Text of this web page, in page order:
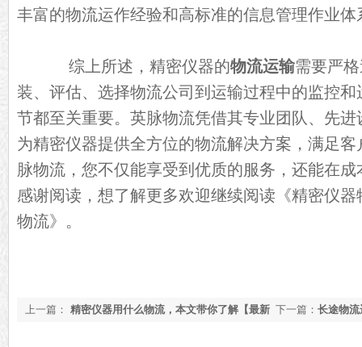
丰富的物流运作经验和高标准的信息管理作业体
综上所述，精密仪器的物流运输需要严
装、评估、选择物流公司到运输过程中的监控
节都至关重要。英脉物流凭借其专业团队、先
为精密仪器提供全方位的物流解决方案，满足
脉物流，您不仅能享受到优质的服务，还能在
感谢阅读，想了解更多欢迎继续阅读《精密仪器
物流》。
下一篇： 长途物
上一篇： 精密仪器用什么物流，本文带你了解【最新